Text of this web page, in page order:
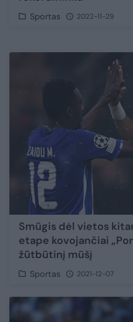
Sportas 2022-11-29
Smūgis dėl vietos
etape kovojančiai
žūtbūtinį mūšį
Sportas 2021-12-07